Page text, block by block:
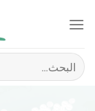
البحث
عن: